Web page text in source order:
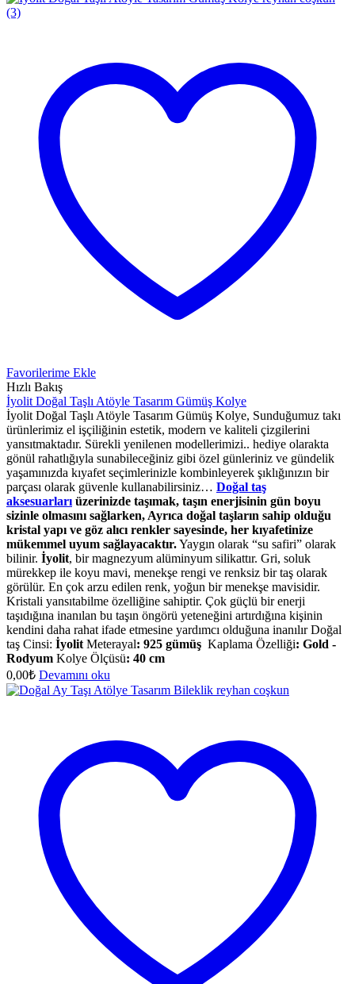
Favorilerime Ekle
Hızlı Bakış
İyolit Doğal Taşlı Atöyle Tasarım Gümüş Kolye
İyolit Doğal Taşlı Atöyle Tasarım Gümüş Kolye, Sunduğumuz takı
ürünlerimiz el işçiliğinin estetik, modern ve kaliteli çizgilerini
yansıtmaktadır. Sürekli yenilenen modellerimizi.. hediye olarakta
gönül rahatlığıyla sunabileceğiniz gibi özel günleriniz ve gündelik
yaşamınızda kıyafet seçimlerinizle kombinleyerek şıklığınızın bir
parçası olarak güvenle kullanabilirsiniz… Doğal taş
aksesuarları üzerinizde taşımak, taşın enerjisinin gün boyu
sizinle olmasını sağlarken, Ayrıca doğal taşların sahip olduğu
kristal yapı ve göz alıcı renkler sayesinde, her kıyafetinize
mükemmel uyum sağlayacaktır.Yaygın olarak “su safiri” olarak
bilinir. İyolit, bir magnezyum alüminyum silikattır. Gri, soluk
mürekkep ile koyu mavi, menekşe rengi ve renksiz bir taş olarak
görülür. En çok arzu edilen renk, yoğun bir menekşe mavisidir.
Kristali yansıtabilme özelliğine sahiptir. Çok güçlü bir enerji
taşıdığına inanılan bu taşın öngörü yeteneğini artırdığına kişinin
kendini daha rahat ifade etmesine yardımcı olduğuna inanılır Doğal
taş Cinsi: İyolit Meterayal: 925 gümüş Kaplama Özelliği: Gold -
Rodyum Kolye Ölçüsü: 40 cm
0,00₺ Devamını oku